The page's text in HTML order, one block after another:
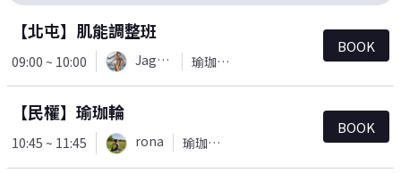
【北屯】肌能調整班
09:00 ~ 10:00 Jaguar 瑜珈＆皮拉提斯
BOOK
【民權】瑜珈輪
10:45 ~ 11:45 rona 瑜珈＆皮拉提斯
BOOK